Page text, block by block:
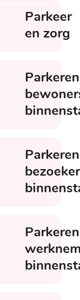
Parkeer
en zorg
Parkeren
Parkeren
Parkeren